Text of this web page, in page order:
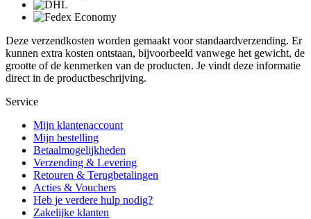
Deze verzendkosten worden gemaakt voor standaardverzending. Er
kunnen extra kosten ontstaan, bijvoorbeeld vanwege het gewicht, de
grootte of de kenmerken van de producten. Je vindt deze informatie
direct in de productbeschrijving.
Service
Mijn klantenaccount
Mijn bestelling
Betaalmogelijkheden
Verzending & Levering
Retouren & Terugbetalingen
Acties & Vouchers
Heb je verdere hulp nodig?
Zakelijke klanten